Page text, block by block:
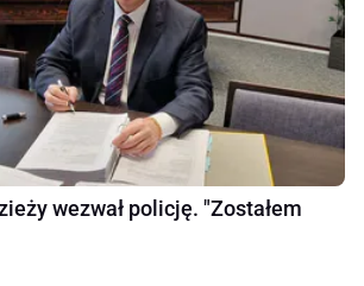
wezwał policję. "Zostałem